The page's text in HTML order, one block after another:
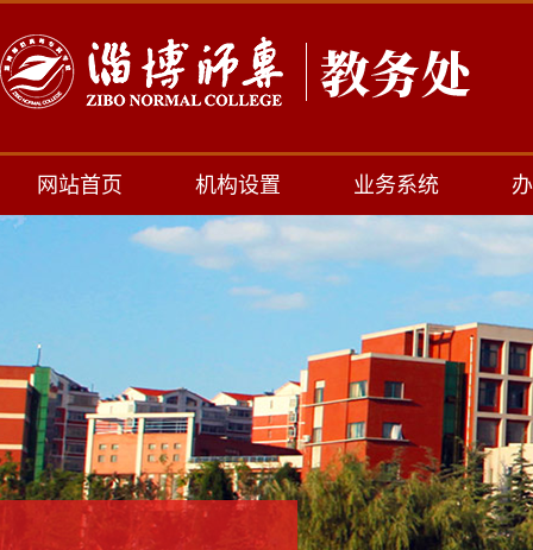
网站首页 机构设置 业务系统